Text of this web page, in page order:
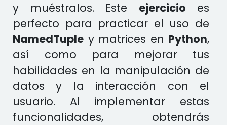
y muéstralos. Este ejercicio es
perfecto para practicar el uso de
NamedTuple y matrices en Python,
así como para mejorar tus
habilidades en la manipulación de
datos y la interacción con el
usuario. Al implementar estas
funcionalidades, obtendrás